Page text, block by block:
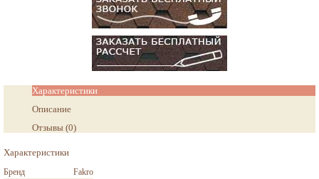
Характеристики
Описание
Отзывы (0)
Характеристики
Бренд
Fakro